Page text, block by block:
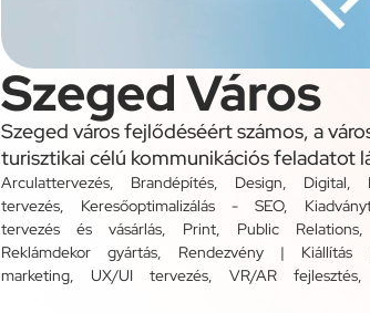
Szeged Város
Szeged város fejlődéséért számos, a
turisztikai célú kommunikációs feladatot
Arculattervezés, Brandépítés, Design, Digital,
tervezés, Keresőoptimalizálás - SEO,
tervezés és vásárlás, Print, Public Relations,
Reklámdekor gyártás, Rendezvény | Kiállítás
marketing, UX/UI tervezés, VR/AR fejlesztés,